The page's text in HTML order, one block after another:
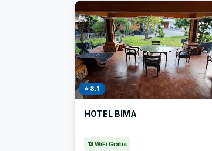
⭐ 8.1
HOTEL BIMA
📶 WiFi Gratis